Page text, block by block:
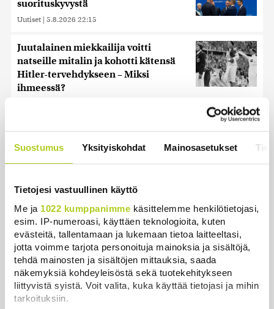
Suostumus Yksityiskohdat Mainosasetukset
Tietojesi vastuullinen käyttö
Me ja 1022 kumppanimme käsittelemme henkilötietojasi,
esim. IP-numeroasi, käyttäen teknologioita, kuten
evästeitä, tallentamaan ja lukemaan tietoa laitteeltasi,
jotta voimme tarjota personoituja mainoksia ja sisältöjä,
tehdä mainosten ja sisältöjen mittauksia, saada
näkemyksiä kohdeyleisöstä sekä tuotekehitykseen
liittyvistä syistä. Voit valita, kuka käyttää tietojasi ja mihin
tarkoituksiin.
suorituskyvystä
Uutiset | 5.8.2026 22:15
Juutalainen miekkailija voitti
natseille mitalin ja kohotti kätensä
Hitler-tervehdykseen – Miksi
ihmeessä?
Kuin kauhuelokuvasta – Oletko
kuullut Etelämantereen
Reuters: FBI aloitti yhteistyön Kiinan
ja Venäjän kanssa, kriitikot
huolissaan – ”Loistava peiterooli”
Uutiset | 5.8.2026 22:07
Khamenein kanssa viestiminen on
vaikeaa, sanoo Iranin presidentti
Uutiset | 6.8.2026 0:58